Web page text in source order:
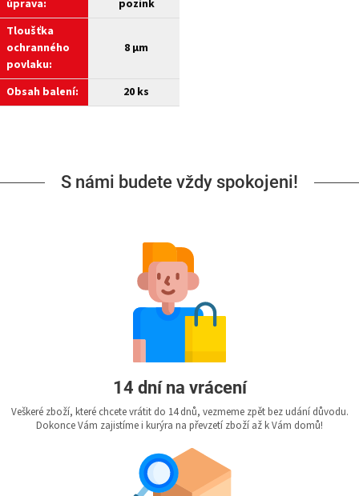
úprava:
pozink
Tloušťka
ochranného
povlaku:
8 μm
Obsah balení: 20 ks
S námi budete vždy spokojeni!
14 dní na vrácení
Veškeré zboží, které chcete vrátit do 14 dnů, vezmeme zpět bez udání důvodu.
Dokonce Vám zajistíme i kurýra na převzetí zboží až k Vám domů!